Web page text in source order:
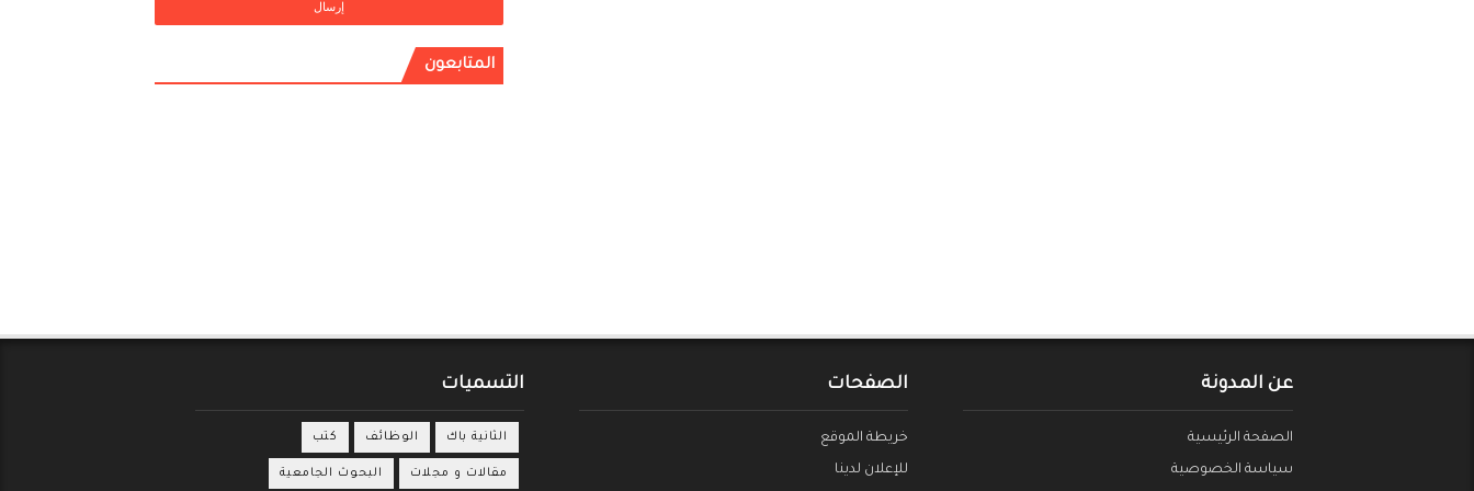
المتابعون
عن المدونة
الصفحة الرئيسية
سياسة الخصوصية
الصفحات
خريطة الموقع
للإعلان لدينا
التسميات
الثانية باك الوظائف كتب
مقالات و مجلات البحوث الجامعية